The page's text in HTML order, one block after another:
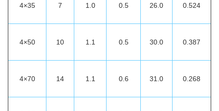
4×35 7 1.0 0.5 26.0 0.524
4×50 10 1.1 0.5 30.0 0.387
4×70 14 1.1 0.6 31.0 0.268